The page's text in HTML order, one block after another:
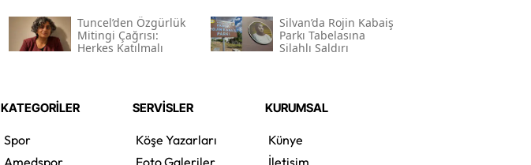
Tuncel’den Özgürlük
Mitingi Çağrısı:
Herkes Katılmalı
Silvan’da Rojin Kabaiş
Parkı Tabelasına
Silahlı Saldırı
KATEGORİLER
Spor
SERVİSLER
Köşe Yazarları
KURUMSAL
Künye